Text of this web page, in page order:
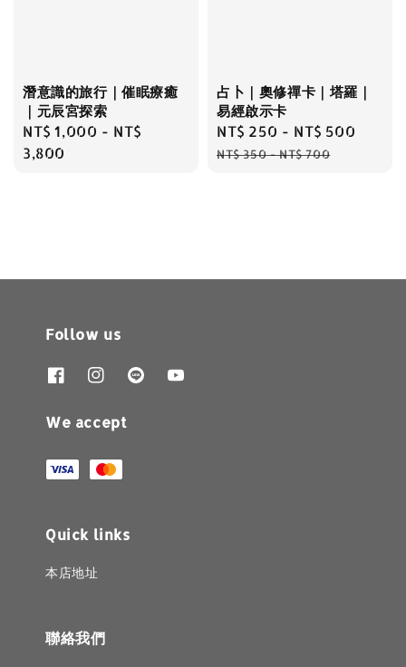
潛意識的旅行｜催眠療癒
｜元辰宮探索
Regular
price
NT$ 1,000 - NT$
3,800
占卜｜奧修禪卡｜塔羅｜
易經啟示卡
Sale
price
NT$ 250 - NT$ 500
NT$ 350-NT$ 700
Follow us
We accept
Quick links
本店地址
聯絡我們